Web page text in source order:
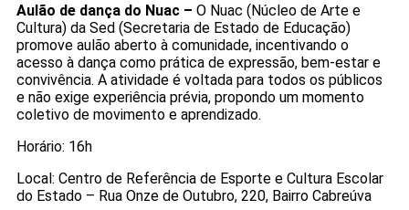
Aulão de dança do Nuac – O Nuac (Núcleo de Arte e
Cultura) da Sed (Secretaria de Estado de Educação)
promove aulão aberto à comunidade, incentivando o
acesso à dança como prática de expressão, bem-estar e
convivência. A atividade é voltada para todos os públicos
e não exige experiência prévia, propondo um momento
coletivo de movimento e aprendizado.
Horário: 16h
Local: Centro de Referência de Esporte e Cultura Escolar
do Estado – Rua Onze de Outubro, 220, Bairro Cabreúva